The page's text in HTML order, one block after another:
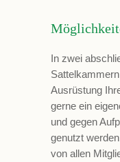
In zwei
Ausrüstung
gerne ein
und gegen
genutzt
von allen